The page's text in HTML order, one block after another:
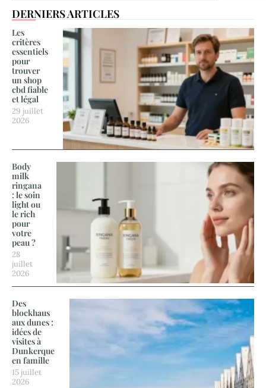
DERNIERS ARTICLES
Les
critères
essentiels
pour
trouver
un shop
cbd fiable
et légal
29 juillet
2026
Body
milk
ringana
: le soin
light ou
le rich
pour
votre
peau ?
28
juillet
2026
Des
blockhaus
aux dunes :
idées de
visites à
Dunkerque
en famille
15 juillet
2026